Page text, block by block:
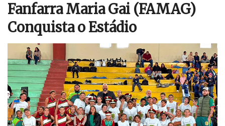
Fanfarra Maria Gai (FAMAG)
Conquista o Estádio